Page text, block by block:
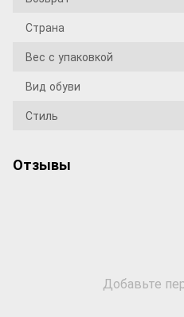
Страна
Вес с упаковкой
Вид обуви
Стиль
Отзывы
Добавьте